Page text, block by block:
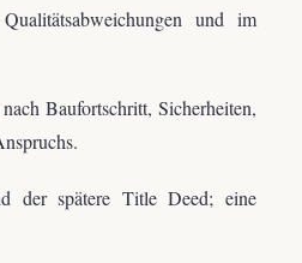
und im
Baufortschritt, Sicherheiten,
der spätere Title Deed; eine